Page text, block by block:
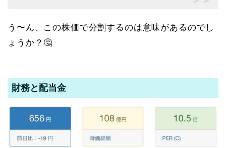
う〜ん、この株価で分割するのは意味があるのでし
ょうか？🤔
財務と配当金